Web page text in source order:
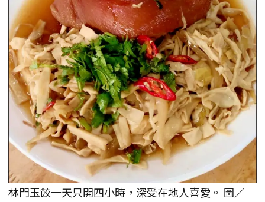
林門玉餃一天只開四小時，深受在地人喜愛。 圖／